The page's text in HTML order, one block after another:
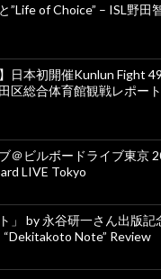
”Life of Choice” – ISL野田
日本初開催Kunlun Fight
区総合体育館観戦レポー
＠ビルボードライブ東京
LIVE Tokyo
」 by 永谷研一さん出版記
“Dekitakoto Note” Review